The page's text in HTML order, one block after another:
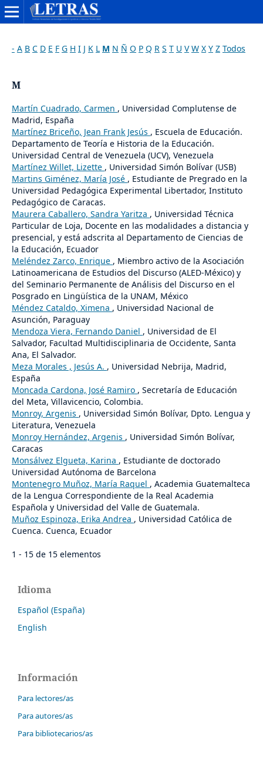
- A B C D E F G H I J K L M N Ñ O P Q R S T U V W X Y Z Todos
M
Martín Cuadrado, Carmen , Universidad Complutense de
Madrid, España
Martínez Briceño, Jean Frank Jesús , Escuela de Educación.
Departamento de Teoría e Historia de la Educación.
Universidad Central de Venezuela (UCV), Venezuela
Martínez Willet, Lizette , Universidad Simón Bolívar (USB)
Martins Giménez, María José , Estudiante de Pregrado en la
Universidad Pedagógica Experimental Libertador, Instituto
Pedagógico de Caracas.
Maurera Caballero, Sandra Yaritza , Universidad Técnica
Particular de Loja, Docente en las modalidades a distancia y
presencial, y está adscrita al Departamento de Ciencias de
la Educación, Ecuador
Meléndez Zarco, Enrique , Miembro activo de la Asociación
Latinoamericana de Estudios del Discurso (ALED-México) y
del Seminario Permanente de Análisis del Discurso en el
Posgrado en Lingüística de la UNAM, México
Méndez Cataldo, Ximena , Universidad Nacional de
Asunción, Paraguay
Mendoza Viera, Fernando Daniel , Universidad de El
Salvador, Facultad Multidisciplinaria de Occidente, Santa
Ana, El Salvador.
Meza Morales , Jesús A. , Universidad Nebrija, Madrid,
España
Moncada Cardona, José Ramiro , Secretaría de Educación
del Meta, Villavicencio, Colombia.
Monroy, Argenis , Universidad Simón Bolívar, Dpto. Lengua y
Literatura, Venezuela
Monroy Hernández, Argenis , Universidad Simón Bolívar,
Caracas
Monsálvez Elgueta, Karina , Estudiante de doctorado
Universidad Autónoma de Barcelona
Montenegro Muñoz, María Raquel , Academia Guatemalteca
de la Lengua Correspondiente de la Real Academia
Española y Universidad del Valle de Guatemala.
Muñoz Espinoza, Erika Andrea , Universidad Católica de
Cuenca. Cuenca, Ecuador
1 - 15 de 15 elementos
Idioma
Español (España)
English
Información
Para lectores/as
Para autores/as
Para bibliotecarios/as